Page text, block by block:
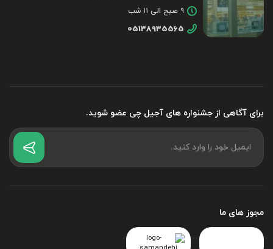
برای آگاهی از جشنواره های آجیل چی عضو شوید.
۹ صبح الی ۱۱ شب
05138935565
مجوز های ما